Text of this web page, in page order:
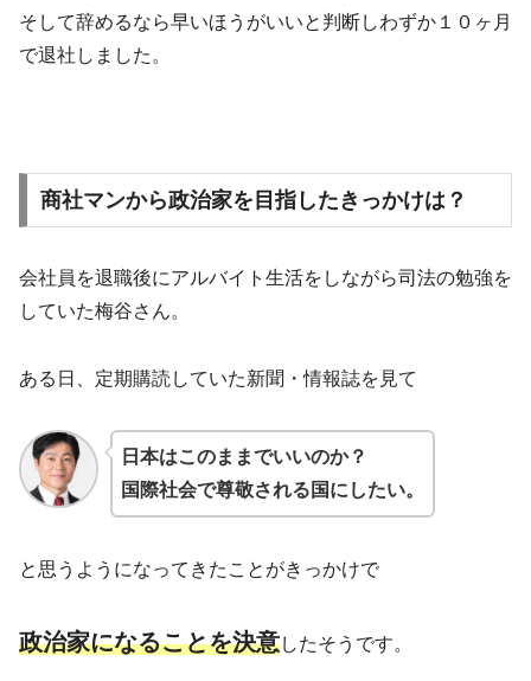
そして辞めるなら早いほうがいいと判断しわずか１０ヶ月
で退社しました。
商社マンから政治家を目指したきっかけは？
会社員を退職後にアルバイト生活をしながら司法の勉強を
していた梅谷さん。
ある日、定期購読していた新聞・情報誌を見て
日本はこのままでいいのか？
国際社会で尊敬される国にしたい。
と思うようになってきたことがきっかけで
政治家になることを決意したそうです。